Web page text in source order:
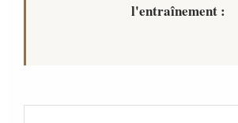
l'entraînement :